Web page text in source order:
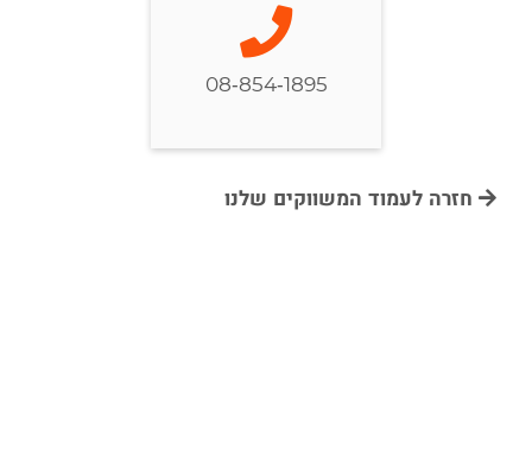
08-854-1895
חזרה לעמוד המשווקים שלנו